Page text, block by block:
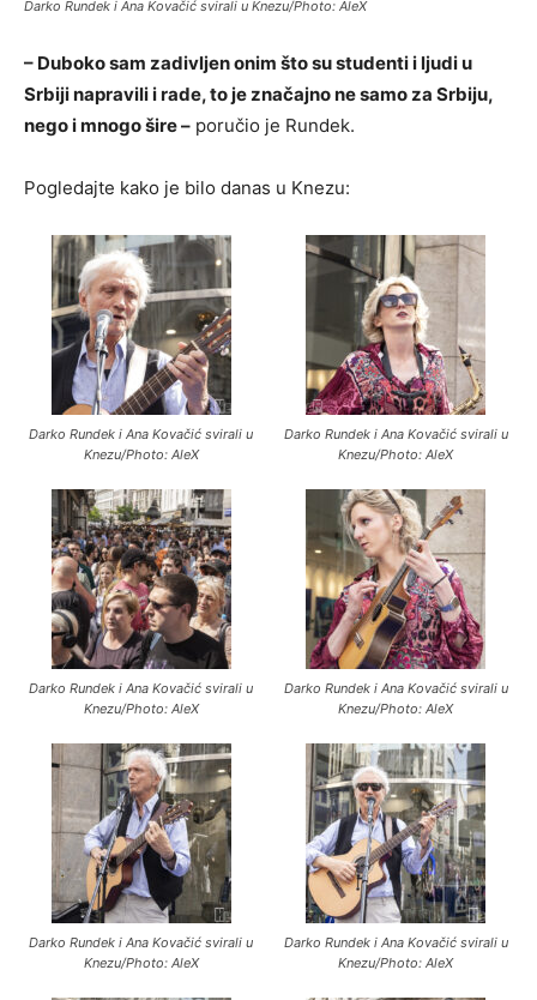
Darko Rundek i Ana Kovačić svirali u Knezu/Photo: AleX
– Duboko sam zadivljen onim što su studenti i ljudi u
Srbiji napravili i rade, to je značajno ne samo za Srbiju,
nego i mnogo šire – poručio je Rundek.
Pogledajte kako je bilo danas u Knezu:
Darko Rundek i Ana Kovačić svirali u
Knezu/Photo: AleX
Darko Rundek i Ana Kovačić svirali u
Knezu/Photo: AleX
Darko Rundek i Ana Kovačić svirali u
Knezu/Photo: AleX
Darko Rundek i Ana Kovačić svirali u
Knezu/Photo: AleX
Darko Rundek i Ana Kovačić svirali u
Knezu/Photo: AleX
Darko Rundek i Ana Kovačić svirali u
Knezu/Photo: AleX